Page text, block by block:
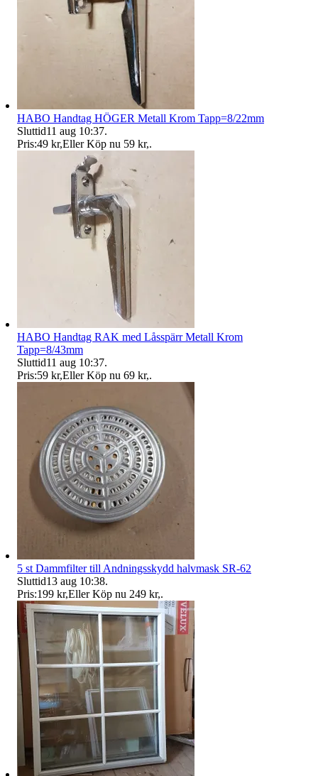
HABO Handtag HÖGER Metall Krom Tapp=8/22mm
Sluttid11 aug 10:37.
Pris:49 kr,Eller Köp nu 59 kr,.
HABO Handtag RAK med Låsspärr Metall Krom
Tapp=8/43mm
Sluttid11 aug 10:37.
Pris:59 kr,Eller Köp nu 69 kr,.
5 st Dammfilter till Andningsskydd halvmask SR-62
Sluttid13 aug 10:38.
Pris:199 kr,Eller Köp nu 249 kr,.